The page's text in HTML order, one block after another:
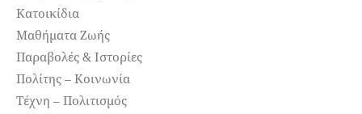
Κατοικίδια
Μαθήματα Ζωής
Παραβολές & Ιστορίες
Πολίτης – Κοινωνία
Τέχνη – Πολιτισμός